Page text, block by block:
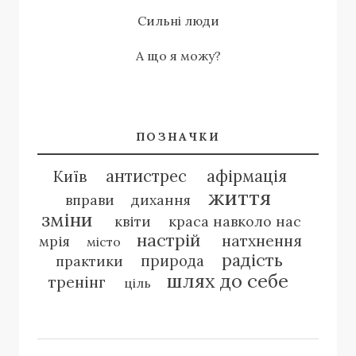
Сильні люди
А що я можу?
ПОЗНАЧКИ
Київ антистрес афірмація
вправи дихання життя
зміни квіти
краса навколо нас
мрія
місто настрій натхнення
практики природа радість
тренінг ціль шлях до себе